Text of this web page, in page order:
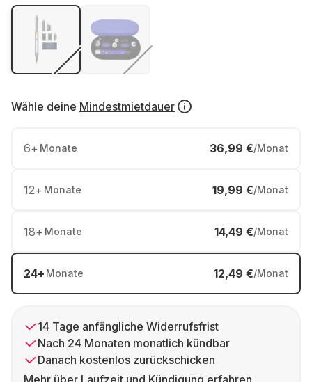
Wähle deine Mindestmietdauer
6+ Monate 36,99 €/Monat
12+ Monate 19,99 €/Monat
18+ Monate 14,49 €/Monat
24+ Monate 12,49 €/Monat
14 Tage anfängliche Widerrufsfrist
Nach 24 Monaten monatlich kündbar
Danach kostenlos zurückschicken
Mehr über Laufzeit und Kündigung erfahren